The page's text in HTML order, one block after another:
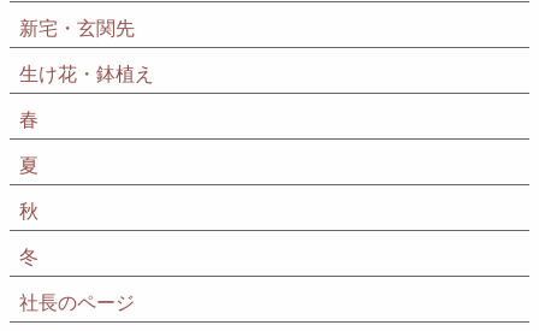
新宅・玄関先
生け花・鉢植え
春
夏
秋
冬
社長のページ